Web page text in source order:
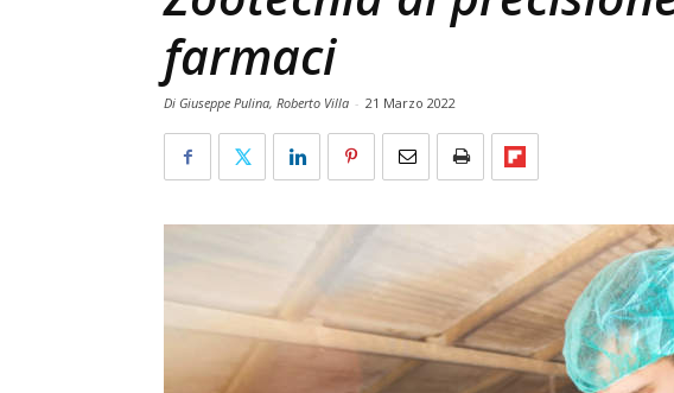
farmaci
Di Giuseppe Pulina, Roberto Villa - 21 Marzo 2022